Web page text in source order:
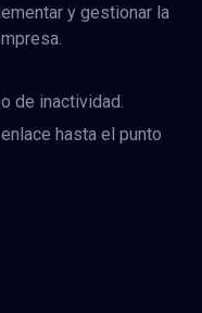
y gestionar la
de inactividad.
hasta el punto